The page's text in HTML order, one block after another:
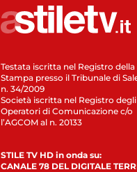
Testata iscritta nel Registro della
Stampa presso il Tribunale di
n. 34/2009
Società iscritta nel Registro degli
Operatori di Comunicazione c/o
l’AGCOM al n. 20133
STILE TV HD in onda su:
CANALE 78 DEL DIGITALE